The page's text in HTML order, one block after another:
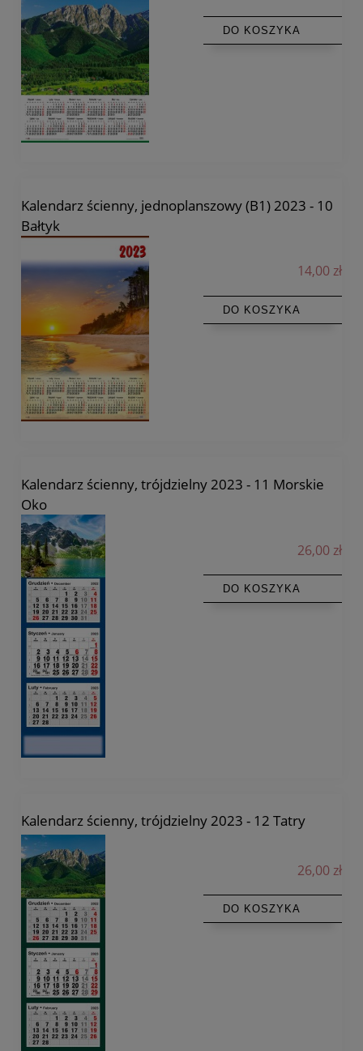
DO KOSZYKA
Kalendarz ścienny, jednoplanszowy (B1) 2023 - 10
Bałtyk
14,00 zł
DO KOSZYKA
Kalendarz ścienny, trójdzielny 2023 - 11 Morskie
Oko
26,00 zł
DO KOSZYKA
Kalendarz ścienny, trójdzielny 2023 - 12 Tatry
26,00 zł
DO KOSZYKA